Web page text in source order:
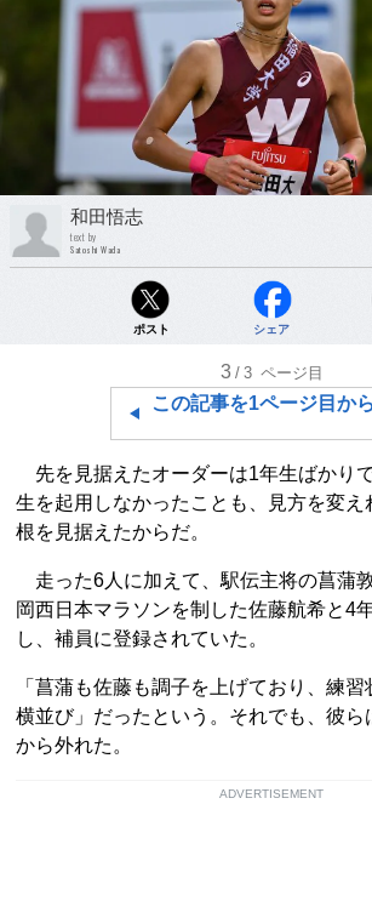
和田悟志
text by
Satoshi Wada
ポスト シェア
3 /3 ページ目
この記事を1ページ目か
先を見据えたオーダーは1年生ばかり
生を起用しなかったことも、見方を変え
根を見据えたからだ。
走った6人に加えて、駅伝主将の菖蒲
岡西日本マラソンを制した佐藤航希と4
し、補員に登録されていた。
「菖蒲も佐藤も調子を上げており、練
横並び」だったという。それでも、彼ら
から外れた。
ADVERTISEMENT